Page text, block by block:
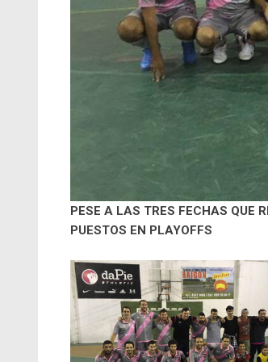
PESE A LAS TRES FECHAS QUE
PUESTOS EN PLAYOFFS